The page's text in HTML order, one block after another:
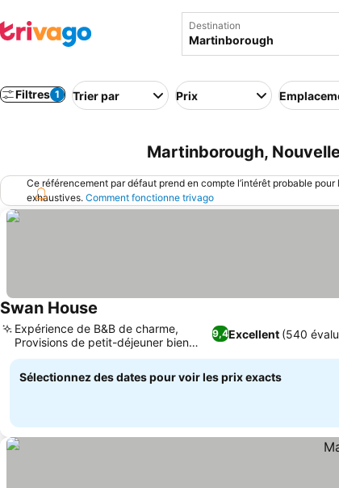
Destination
Filtres 1 Trier par Prix
Martinborough,
Ce référencement par défaut prend en compte l’intérêt probable
exhaustives. Comment fonctionne trivago
Swan House
9,4Excellent (540
Expérience de B&B de charme,
Provisions de petit-déjeuner bien
pensées
Sélectionnez des dates pour voir les prix exacts